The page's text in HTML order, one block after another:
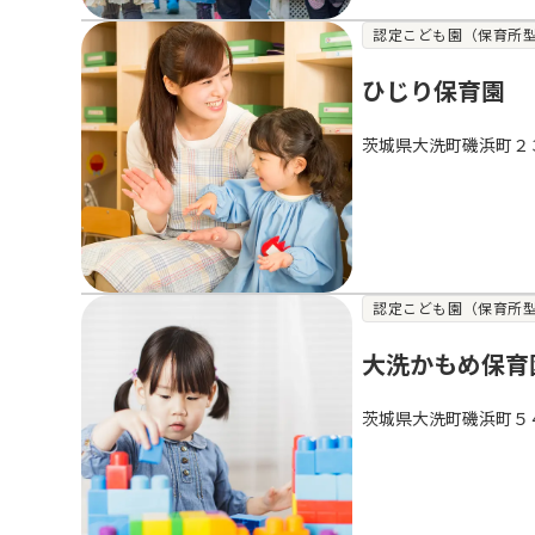
認定こども園（保育所型
ひじり保育園
茨城県大洗町磯浜町２
認定こども園（保育所型
大洗かもめ保育
茨城県大洗町磯浜町５